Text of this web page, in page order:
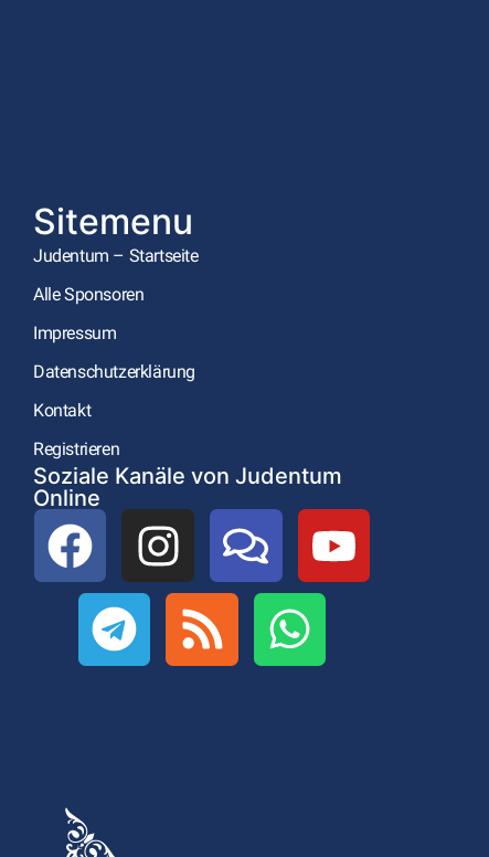
Sitemenu
Judentum – Startseite
Alle Sponsoren
Impressum
Datenschutzerklärung
Kontakt
Registrieren
Soziale Kanäle von Judentum
Online